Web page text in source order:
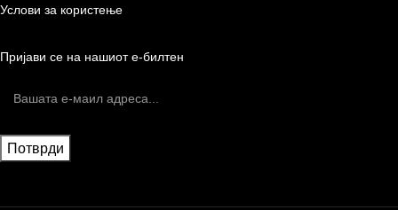
Услови за користење
Пријави се на нашиот е-билтен